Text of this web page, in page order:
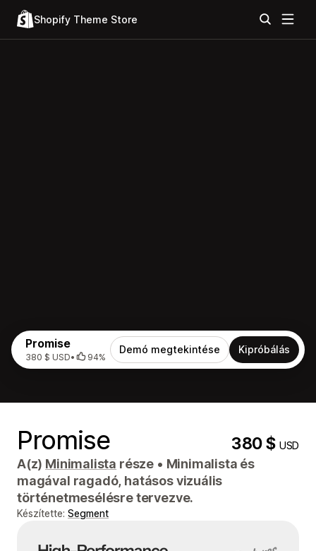
Shopify Theme Store
Promise
380 $ USD• 94%
Demó megtekintése Kipróbálás
Promise 380 $USD
A(z) Minimalista része • Minimalista és
magával ragadó, hatásos vizuális
történetmesélésre tervezve.
Készítette: Segment